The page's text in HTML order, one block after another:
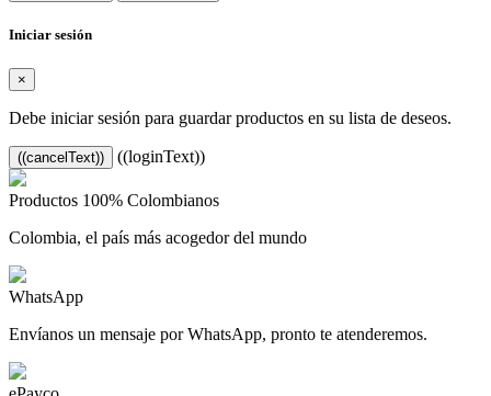
Iniciar sesión
×
Debe iniciar sesión para guardar productos en su lista de deseos.
((cancelText)) ((loginText))
Productos 100% Colombianos
Colombia, el país más acogedor del mundo
WhatsApp
Envíanos un mensaje por WhatsApp, pronto te atenderemos.